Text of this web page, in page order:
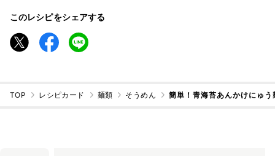
このレシピをシェアする
TOP レシピカード 麺類 そうめん 簡単！青海苔あんかけにゅう